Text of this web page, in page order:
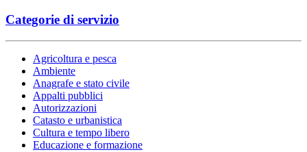
Categorie di servizio
Agricoltura e pesca
Ambiente
Anagrafe e stato civile
Appalti pubblici
Autorizzazioni
Catasto e urbanistica
Cultura e tempo libero
Educazione e formazione